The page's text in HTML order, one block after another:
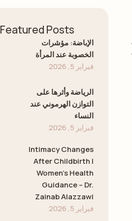
Featured Posts
الإباضة: مؤشرات
الخصوبة عند المرأة
فبراير 5, 2026
الرياضة وأثرها على
التوازن الهرموني عند
النساء
فبراير 5, 2026
Intimacy Changes
After Childbirth |
Women’s Health
Guidance – Dr.
Zainab Alazzawi
فبراير 5, 2026